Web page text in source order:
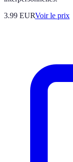
3.99 EURVoir le prix